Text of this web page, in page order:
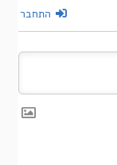
התחבר